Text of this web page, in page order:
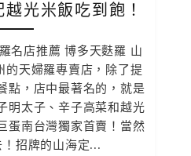
光米飯吃到飽！
名店推薦 博多天麩羅 山
天婦羅專賣店，除了提
點，店中最著名的，就是
明太子、辛子高菜和越光
蛋南台灣獨家首賣！當然
招牌的山海定...